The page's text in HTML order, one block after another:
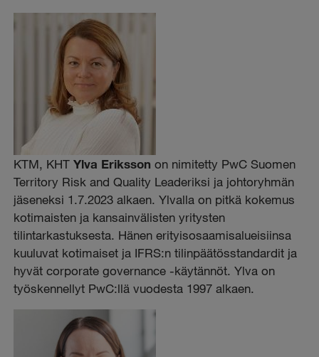
KTM, KHT Ylva Eriksson on nimitetty PwC Suomen
Territory Risk and Quality Leaderiksi ja johtoryhmän
jäseneksi 1.7.2023 alkaen. Ylvalla on pitkä kokemus
kotimaisten ja kansainvälisten yritysten
tilintarkastuksesta. Hänen erityisosaamisalueisiinsa
kuuluvat kotimaiset ja IFRS:n tilinpäätösstandardit ja
hyvät corporate governance -käytännöt. Ylva on
työskennellyt PwC:llä vuodesta 1997 alkaen.